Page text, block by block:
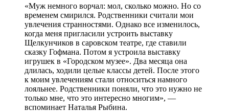
«Муж немного ворчал: мол, сколько можно. Но со
временем смирился. Родственники считали мои
увлечения странностями. Однако все изменилось,
когда меня пригласили устроить выставку
Щелкунчиков в саровском театре, где ставили
сказку Гофмана. Потом я устроила выставку
игрушек в «Городском музее». Два месяца она
длилась, ходили целые классы детей. После этого
к моим увлечениям стали относиться намного
лояльнее. Родственники поняли, что это нужно не
только мне, что это интересно многим», —
вспоминает Наталья Рыбина.